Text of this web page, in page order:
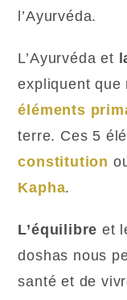
l’Ayurvéda.
L’Ayurvéda et
expliquent
éléments
terre. Ces 5
constitution
Kapha.
L’équilibre et
doshas nous
santé et de